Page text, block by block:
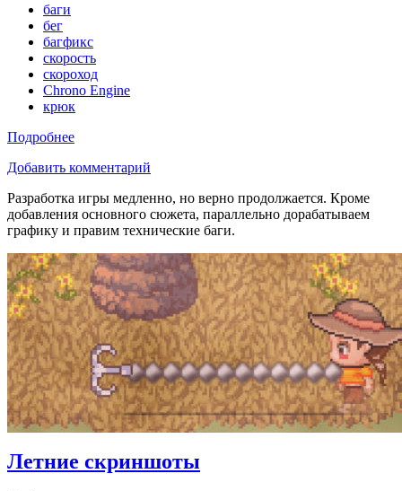
баги
бег
багфикс
скорость
скороход
Chrono Engine
крюк
Подробнее
Добавить комментарий
Разработка игры медленно, но верно продолжается. Кроме
добавления основного сюжета, параллельно дорабатываем
графику и правим технические баги.
Летние скриншоты